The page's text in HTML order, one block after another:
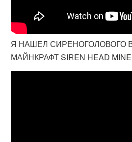
Я НАШЕЛ СИРЕНОГОЛОВОГО
МАЙНКРАФТ SIREN HEAD